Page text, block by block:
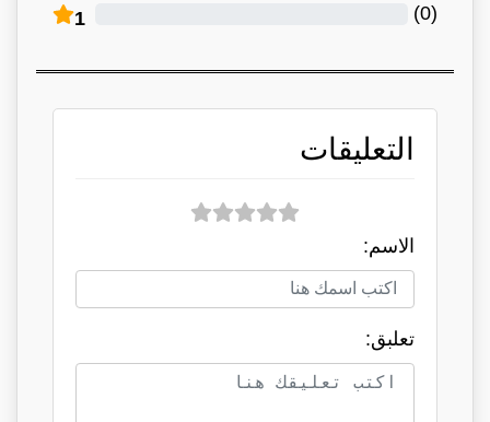
1 (
0
)
التعليقات
الاسم:
تعلبق: